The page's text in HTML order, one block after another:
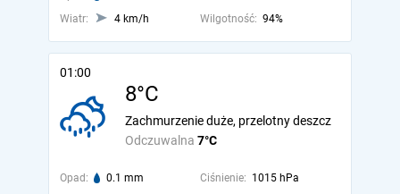
Wiatr:
4 km/h Wilgotność: 94%
01:00
8°C
Odczuwalna 7°C
Zachmurzenie duże, przelotny deszcz
Opad: 0.1 mm Ciśnienie: 1015 hPa